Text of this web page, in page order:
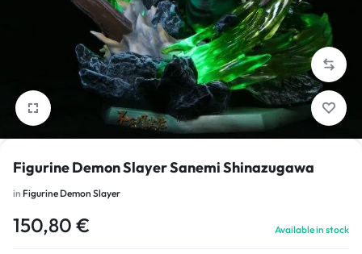
1/4
Figurine Demon Slayer Sanemi Shinazugawa
in Figurine Demon Slayer
150,80 € Available in stock